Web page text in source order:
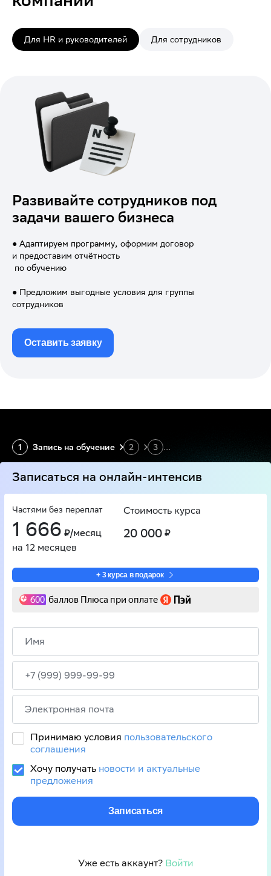
Для HR и руководителей Для сотрудников
Развивайте сотрудников под
задачи вашего бизнеса
● Адаптируем программу, оформим договор
и предоставим отчётность
по обучению
● Предложим выгодные условия для группы
сотрудников
Оставить заявку
1 Запись на обучение 2 3 ...
Записаться на онлайн-интенсив
Частями без переплат
1 666 ₽/месяц
на 12 месяцев
Стоимость курса
20 000 ₽
+ 3 курса в подарок
600 баллов Плюса при оплате
Принимаю условия пользовательского
соглашения
Хочу получать новости и актуальные
предложения
Записаться
Уже есть аккаунт? Войти